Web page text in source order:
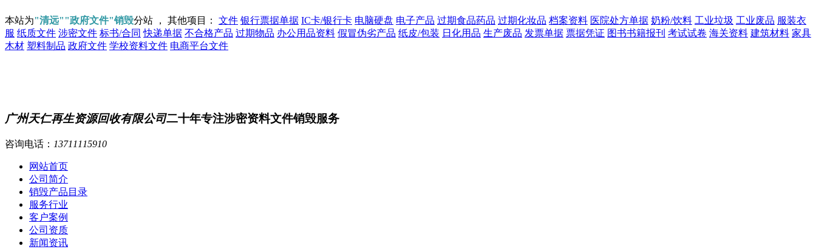
本站为"清远""政府文件"销毁分站 ， 其他项目： 文件 银行票据单据 IC卡/银行卡 电脑硬盘 电子产品 过期食品药品 过期化妆品 档案资料 医院处方单据 奶粉/饮料 工业垃圾 工业废品 服装衣
服 纸质文件 涉密文件 标书/合同 快递单据 不合格产品 过期物品 办公用品资料 假冒伪劣产品 纸皮/包装 日化用品 生产废品 发票单据 票据凭证 图书书籍报刊 考试试卷 海关资料 建筑材料 家具
木材 塑料制品 政府文件 学校资料文件 电商平台文件
广州天仁再生资源回收有限公司二十年专注涉密资料文件销毁服务
咨询电话： 13711115910
网站首页
公司简介
销毁产品目录
服务行业
客户案例
公司资质
新闻资讯